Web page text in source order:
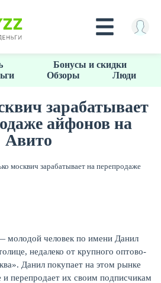
Бонусы и скидки
Обзоры Люди
зарабатывает
айфонов на
Авито
москвич зарабатывает на перепродаже
молодой человек по имени Данил
недалеко от крупного оптово-
Данил покупает на этом рынке
перепродает их своим подписчикам